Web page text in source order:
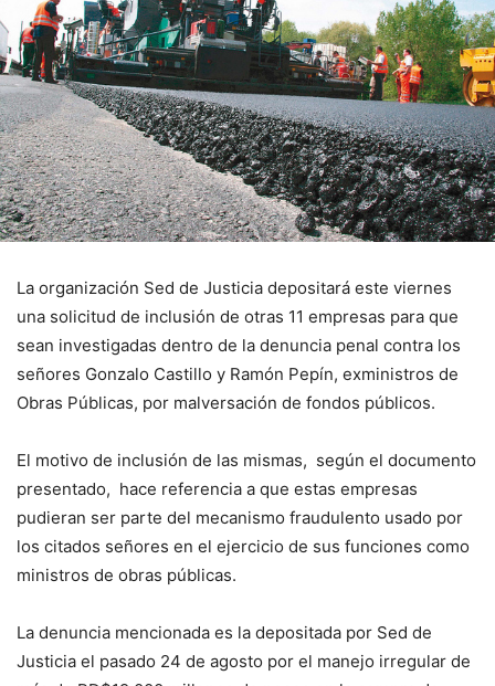
La organización Sed de Justicia depositará este viernes
una solicitud de inclusión de otras 11 empresas para que
sean investigadas dentro de la denuncia penal contra los
señores Gonzalo Castillo y Ramón Pepín, exministros de
Obras Públicas, por malversación de fondos públicos.
El motivo de inclusión de las mismas, según el documento
presentado, hace referencia a que estas empresas
pudieran ser parte del mecanismo fraudulento usado por
los citados señores en el ejercicio de sus funciones como
ministros de obras públicas.
La denuncia mencionada es la depositada por Sed de
Justicia el pasado 24 de agosto por el manejo irregular de